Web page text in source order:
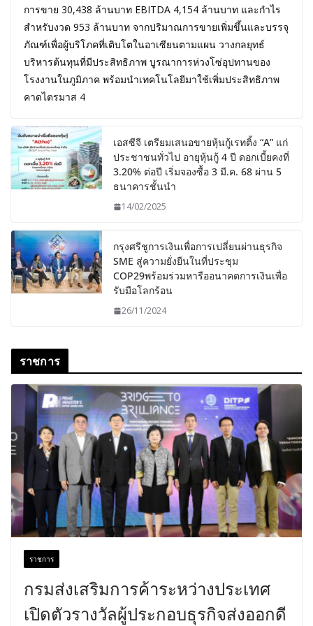
การขาย 30,438 ล้านบาท EBITDA 4,154 ล้านบาท และกำไร
สำหรับงวด 953 ล้านบาท จากปริมาณการขายเพิ่มขึ้นและบรรจุ
ภัณฑ์เพื่อผู้บริโภคที่เติบโตในอาเซียนตามแผน วางกลยุทธ์
บริหารต้นทุนที่มีประสิทธิภาพ บูรณาการห่วงโซ่อุปทานของ
โรงงานในภูมิภาค พร้อมนำเทคโนโลยีมาใช้เพิ่มประสิทธิภาพ
คาดไตรมาส 4
เอสซีจี เตรียมเสนอขายหุ้นกู้เรทติ้ง “A” แก่
ประชาชนทั่วไป อายุหุ้นกู้ 4 ปี ดอกเบี้ยคงที่
3.20% ต่อปี เริ่มจองซื้อ 3 มี.ค. 68 ผ่าน 5
ธนาคารชั้นนำ
14/02/2025
กรุงศรีชูการเงินเพื่อการเปลี่ยนผ่านธุรกิจ
SME สู่ความยั่งยืนในที่ประชุม
COP29พร้อมร่วมหารืออนาคตการเงินเพื่อ
รับมือโลกร้อน
26/11/2024
ราชการ
ราชการ
กรมส่งเสริมการค้าระหว่างประเทศ
เปิดตัวรางวัลผู้ประกอบธุรกิจส่งออกดี